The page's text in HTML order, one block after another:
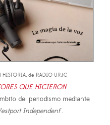
HISTORIA, de RADIO URJC
QUE HICIERON
del periodismo mediante
Independent".